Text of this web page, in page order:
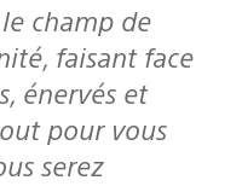
faisant face
énervés et
pour vous
serez